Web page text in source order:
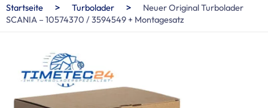
Startseite > Turbolader >
Neuer Original Turbolader
SCANIA – 10574370 / 3594549 + Montagesatz